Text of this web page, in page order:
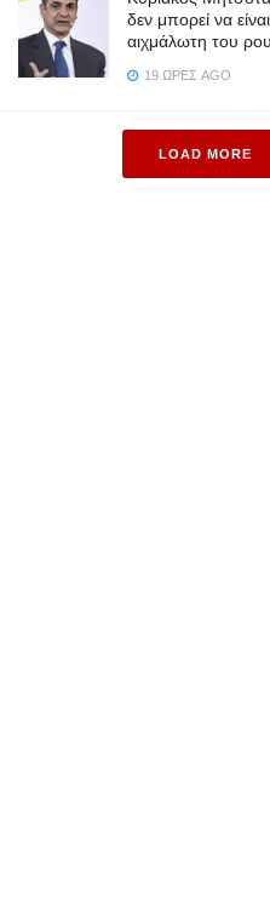
δεν μπορεί να
αιχμάλωτη του
19 ΏΡΕΣ AGO
LOAD MORE